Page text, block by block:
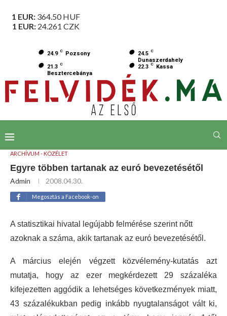
1 EUR: 364.50HUF
1 EUR: 24.261 CZK
24.9 C Pozsony 24.5 C
Dunaszerdahely
21.3 C
Besztercebánya
22.3 C Kassa
ARCHÍVUM - KÖZÉLET
Egyre többen tartanak az euró bevezetésétől
Admin 2008.04.30.
Megosztás a Facebook-on
A statisztikai hivatal legújabb felmérése szerint nőtt
azoknak a száma, akik tartanak az euró bevezetésétől.
A március elején végzett közvélemény-kutatás azt
mutatja, hogy az ezer megkérdezett 29 százaléka
kifejezetten aggódik a lehetséges következmények miatt,
43 százalékukban pedig inkább nyugtalanságot vált ki,